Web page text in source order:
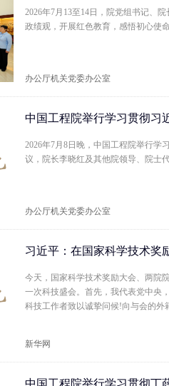
2026年7月13至14日，院党组书记、
政绩观，开展红色教育，感悟初心使
办公厅机关党委办公室
中国工程院举行学习贯彻习
2026年7月8日晚，中国工程院举行学
议，院长李晓红及其他院领导、院士
办公厅机关党委办公室
习近平：在国家科学技术奖
今天，国家科学技术奖励大会、两院
一次科技盛会。首先，我代表党中央
科技工作者致以诚挚问候!向与会的
新华网
中国工程院举行学习贯彻丁